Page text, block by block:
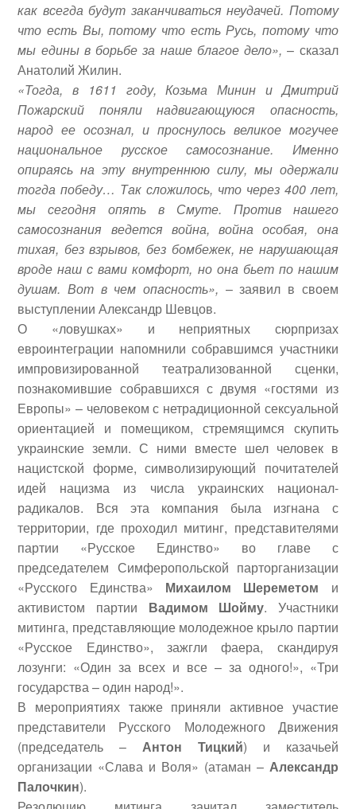
как всегда будут заканчиваться неудачей. Потому
что есть Вы, потому что есть Русь, потому что
мы едины в борьбе за наше благое дело», – сказал
Анатолий Жилин.
«Тогда, в 1611 году, Козьма Минин и Дмитрий
Пожарский поняли надвигающуюся опасность,
народ ее осознал, и проснулось великое могучее
национальное русское самосознание. Именно
опираясь на эту внутреннюю силу, мы одержали
тогда победу… Так сложилось, что через 400 лет,
мы сегодня опять в Смуте. Против нашего
самосознания ведется война, война особая, она
тихая, без взрывов, без бомбежек, не нарушающая
вроде наш с вами комфорт, но она бьет по нашим
душам. Вот в чем опасность», – заявил в своем
выступлении Александр Шевцов.
О «ловушках» и неприятных сюрпризах
евроинтеграции напомнили собравшимся участники
импровизированной театрализованной сценки,
познакомившие собравшихся с двумя «гостями из
Европы» – человеком с нетрадиционной сексуальной
ориентацией и помещиком, стремящимся скупить
украинские земли. С ними вместе шел человек в
нацистской форме, символизирующий почитателей
идей нацизма из числа украинских национал-
радикалов. Вся эта компания была изгнана с
территории, где проходил митинг, представителями
партии «Русское Единство» во главе с
председателем Симферопольской парторганизации
«Русского Единства» Михаилом Шереметом и
активистом партии Вадимом Шойму. Участники
митинга, представляющие молодежное крыло партии
«Русское Единство», зажгли фаера, скандируя
лозунги: «Один за всех и все – за одного!», «Три
государства – один народ!».
В мероприятиях также приняли активное участие
представители Русского Молодежного Движения
(председатель –Антон Тицкий) и казачьей
организации «Слава и Воля» (атаман – Александр
Палочкин).